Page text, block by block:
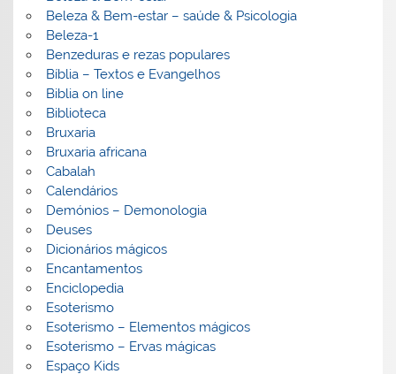
Beleza & Bem-estar – saúde & Psicologia
Beleza-1
Benzeduras e rezas populares
Bíblia – Textos e Evangelhos
Biblia on line
Biblioteca
Bruxaria
Bruxaria africana
Cabalah
Calendários
Demónios – Demonologia
Deuses
Dicionários mágicos
Encantamentos
Enciclopedia
Esoterismo
Esoterismo – Elementos mágicos
Esoterismo – Ervas mágicas
Espaço Kids